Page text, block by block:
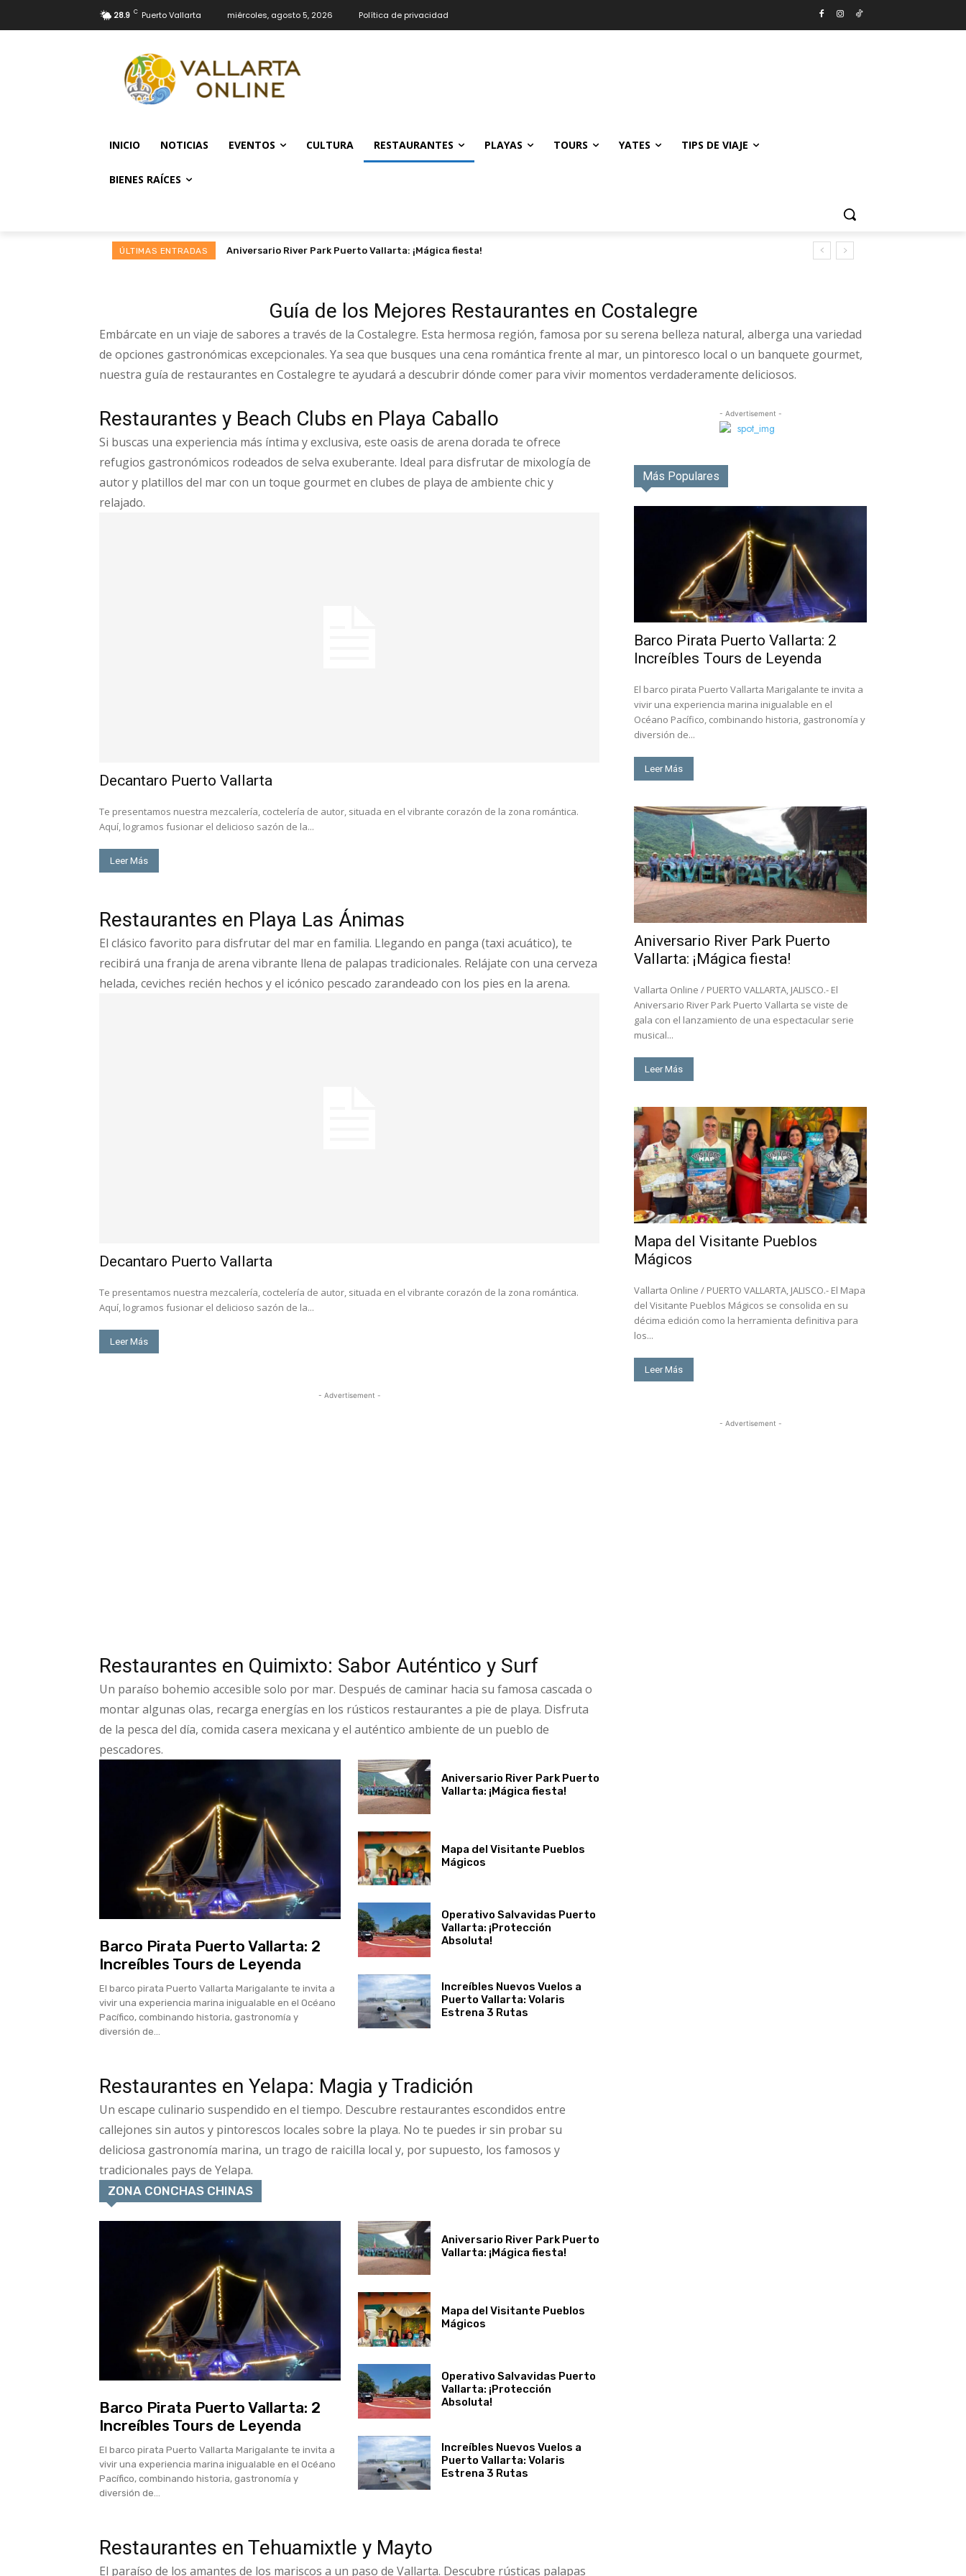
28.9 C Puerto Vallarta miércoles, agosto 5, 2026 Política de privacidad
INICIO NOTICIAS EVENTOS CULTURA RESTAURANTES PLAYAS TOURS YATES TIPS DE VIAJE
BIENES RAÍCES
ÚLTIMAS ENTRADAS Aniversario River Park Puerto Vallarta: ¡Mágica fiesta!
Mapa del Visitante Pueblos Mágicos
Guía de los Mejores Restaurantes en Costalegre
Embárcate en un viaje de sabores a través de la Costalegre. Esta hermosa región, famosa por su serena belleza natural, alberga una variedad
de opciones gastronómicas excepcionales. Ya sea que busques una cena romántica frente al mar, un pintoresco local o un banquete gourmet,
nuestra guía de restaurantes en Costalegre te ayudará a descubrir dónde comer para vivir momentos verdaderamente deliciosos.
Restaurantes y Beach Clubs en Playa Caballo
Si buscas una experiencia más íntima y exclusiva, este oasis de arena dorada te ofrece
refugios gastronómicos rodeados de selva exuberante. Ideal para disfrutar de mixología de
autor y platillos del mar con un toque gourmet en clubes de playa de ambiente chic y
relajado.
Decantaro Puerto Vallarta
Te presentamos nuestra mezcalería, coctelería de autor, situada en el vibrante corazón de la zona romántica.
Aquí, logramos fusionar el delicioso sazón de la...
Leer Más
Restaurantes en Playa Las Ánimas
El clásico favorito para disfrutar del mar en familia. Llegando en panga (taxi acuático), te
recibirá una franja de arena vibrante llena de palapas tradicionales. Relájate con una cerveza
helada, ceviches recién hechos y el icónico pescado zarandeado con los pies en la arena.
Decantaro Puerto Vallarta
Te presentamos nuestra mezcalería, coctelería de autor, situada en el vibrante corazón de la zona romántica.
Aquí, logramos fusionar el delicioso sazón de la...
Leer Más
- Advertisement -
Restaurantes en Quimixto: Sabor Auténtico y Surf
Un paraíso bohemio accesible solo por mar. Después de caminar hacia su famosa cascada o
montar algunas olas, recarga energías en los rústicos restaurantes a pie de playa. Disfruta
de la pesca del día, comida casera mexicana y el auténtico ambiente de un pueblo de
pescadores.
Barco Pirata Puerto Vallarta: 2
Increíbles Tours de Leyenda
El barco pirata Puerto Vallarta Marigalante te invita a
vivir una experiencia marina inigualable en el Océano
Pacífico, combinando historia, gastronomía y
diversión de...
Aniversario River Park Puerto
Vallarta: ¡Mágica fiesta!
Mapa del Visitante Pueblos
Mágicos
Operativo Salvavidas Puerto
Vallarta: ¡Protección
Absoluta!
Increíbles Nuevos Vuelos a
Puerto Vallarta: Volaris
Estrena 3 Rutas
Restaurantes en Yelapa: Magia y Tradición
Un escape culinario suspendido en el tiempo. Descubre restaurantes escondidos entre
callejones sin autos y pintorescos locales sobre la playa. No te puedes ir sin probar su
deliciosa gastronomía marina, un trago de raicilla local y, por supuesto, los famosos y
tradicionales pays de Yelapa.
ZONA CONCHAS CHINAS
Barco Pirata Puerto Vallarta: 2
Increíbles Tours de Leyenda
El barco pirata Puerto Vallarta Marigalante te invita a
vivir una experiencia marina inigualable en el Océano
Pacífico, combinando historia, gastronomía y
diversión de...
Aniversario River Park Puerto
Vallarta: ¡Mágica fiesta!
Mapa del Visitante Pueblos
Mágicos
Operativo Salvavidas Puerto
Vallarta: ¡Protección
Absoluta!
Increíbles Nuevos Vuelos a
Puerto Vallarta: Volaris
Estrena 3 Rutas
Restaurantes en Tehuamixtle y Mayto
El paraíso de los amantes de los mariscos a un paso de Vallarta. Descubre rústicas palapas
- Advertisement -
Más Populares
Barco Pirata Puerto Vallarta: 2
Increíbles Tours de Leyenda
El barco pirata Puerto Vallarta Marigalante te invita a
vivir una experiencia marina inigualable en el
Océano Pacífico, combinando historia, gastronomía y
diversión de...
Leer Más
Aniversario River Park Puerto
Vallarta: ¡Mágica fiesta!
Vallarta Online / PUERTO VALLARTA, JALISCO.- El
Aniversario River Park Puerto Vallarta se viste de
gala con el lanzamiento de una espectacular serie
musical...
Leer Más
Mapa del Visitante Pueblos
Mágicos
Vallarta Online / PUERTO VALLARTA, JALISCO.- El Mapa
del Visitante Pueblos Mágicos se consolida en su
décima edición como la herramienta definitiva para
los...
Leer Más
- Advertisement -